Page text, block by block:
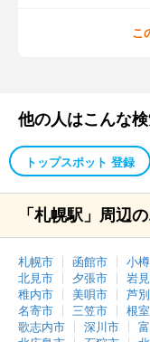
こ
他の人はこんな
トップスポット 登録
「札幌駅」周辺
札幌市 函館市 小
北見市
夕張市 岩
稚内市
美唄市 芦
名寄市
三笠市 根
歌志内市
深川市